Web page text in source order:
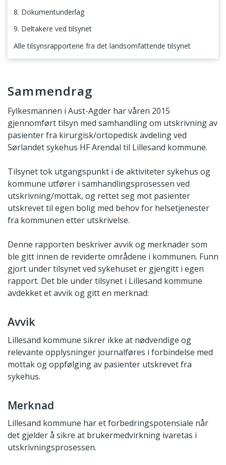
8. Dokumentunderlag
9. Deltakere ved tilsynet
Alle tilsynsrapportene fra det landsomfattende tilsynet
Sammendrag
Fylkesmannen i Aust-Agder har våren 2015
gjennomført tilsyn med samhandling om utskrivning av
pasienter fra kirurgisk/ortopedisk avdeling ved
Sørlandet sykehus HF Arendal til Lillesand kommune.
Tilsynet tok utgangspunkt i de aktiviteter sykehus og
kommune utfører i samhandlingsprosessen ved
utskrivning/mottak, og rettet seg mot pasienter
utskrevet til egen bolig med behov for helsetjenester
fra kommunen etter utskrivelse.
Denne rapporten beskriver avvik og merknader som
ble gitt innen de reviderte områdene i kommunen. Funn
gjort under tilsynet ved sykehuset er gjengitt i egen
rapport. Det ble under tilsynet i Lillesand kommune
avdekket et avvik og gitt en merknad:
Avvik
Lillesand kommune sikrer ikke at nødvendige og
relevante opplysninger journalføres i forbindelse med
mottak og oppfølging av pasienter utskrevet fra
sykehus.
Merknad
Lillesand kommune har et forbedringspotensiale når
det gjelder å sikre at brukermedvirkning ivaretas i
utskrivningsprosessen.